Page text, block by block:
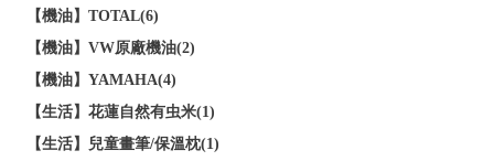
【機油】TOTAL(6)
【機油】VW原廠機油(2)
【機油】YAMAHA(4)
【生活】花蓮自然有虫米(1)
【生活】兒童畫筆/保溫枕(1)